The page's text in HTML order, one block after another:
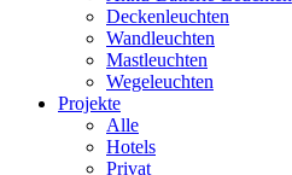
Deckenleuchten
Wandleuchten
Mastleuchten
Wegeleuchten
Projekte
Alle
Hotels
Privat